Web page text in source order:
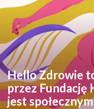
Hello Zdrowie
przez Fundację
jest